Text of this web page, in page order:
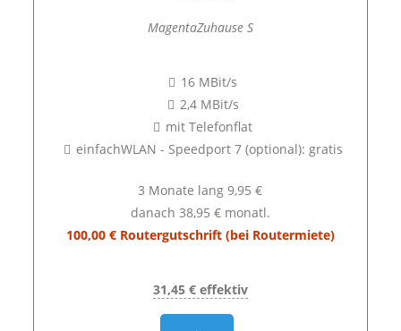
MagentaZuhause S
16 MBit/s
2,4 MBit/s
mit Telefonflat
einfachWLAN - Speedport 7 (optional): gratis
3 Monate lang 9,95 €
danach 38,95 € monatl.
100,00 € Routergutschrift (bei Routermiete)
31,45 € effektiv